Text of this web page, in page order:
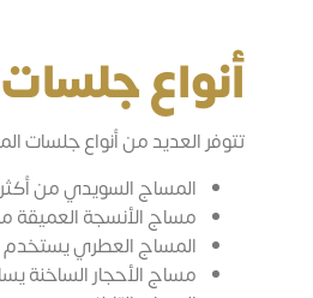
أنواع
تتوفر العديد من أنواع جلسات
المساج السويدي من أكثر
مساج الأنسجة العميقة
المساج العطري يستخدم
مساج الأحجار الساخنة